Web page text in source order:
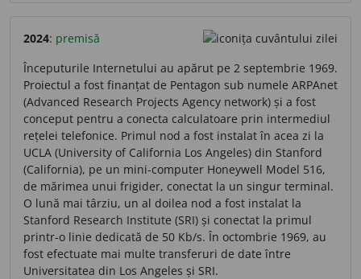
2024: premisă
Începuturile Internetului au apărut pe 2 septembrie 1969.
Proiectul a fost finanțat de Pentagon sub numele ARPAnet
(Advanced Research Projects Agency network) și a fost
conceput pentru a conecta calculatoare prin intermediul
rețelei telefonice. Primul nod a fost instalat în acea zi la
UCLA (University of California Los Angeles) din Stanford
(California), pe un mini-computer Honeywell Model 516,
de mărimea unui frigider, conectat la un singur terminal.
O lună mai târziu, un al doilea nod a fost instalat la
Stanford Research Institute (SRI) și conectat la primul
printr-o linie dedicată de 50 Kb/s. În octombrie 1969, au
fost efectuate mai multe transferuri de date între
Universitatea din Los Angeles și SRI.